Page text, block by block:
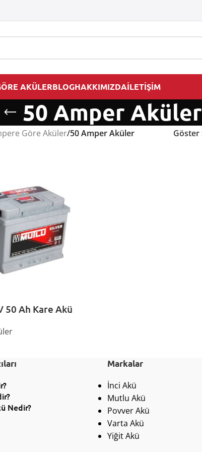
AKÜLERBLOGHAKKIMIZDAİLETİŞİM
50 Amper Aküler
Göre Aküler/50 Amper Aküler Göster
50 Ah Kare Akü
Nedir?
Markalar
İnci Akü
Mutlu Akü
Povver Akü
Varta Akü
Yiğit Akü